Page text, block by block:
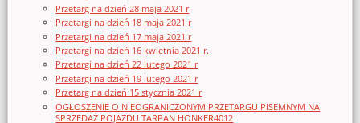
Przetarg na dzień 28 maja 2021 r
Przetargi na dzień 18 maja 2021 r
Przetargi na dzień 17 maja 2021 r
Przetargi na dzień 16 kwietnia 2021 r.
Przetargi na dzień 22 lutego 2021 r
Przetargi na dzień 19 lutego 2021 r
Przetarg na dzień 15 stycznia 2021 r
OGŁOSZENIE O NIEOGRANICZONYM PRZETARGU PISEMNYM NA
SPRZEDAŻ POJAZDU TARPAN HONKER4012